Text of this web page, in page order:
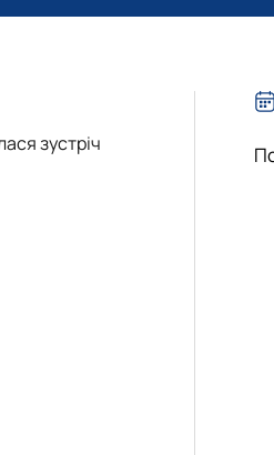
Завадського
і адміністрування"
зустріч